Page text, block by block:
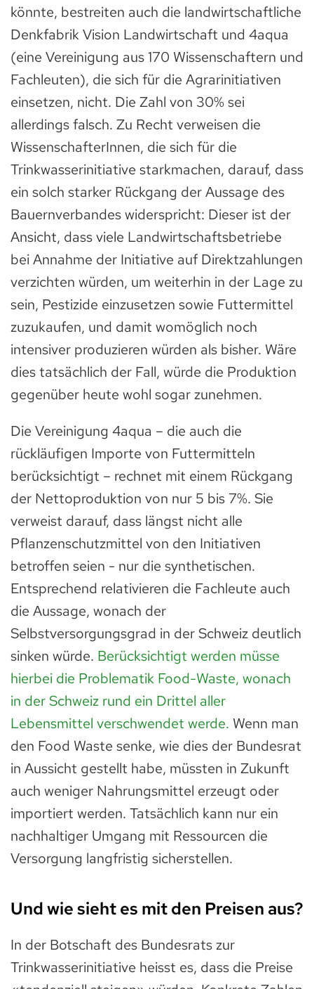
könnte, bestreiten auch die landwirtschaftliche
Denkfabrik Vision Landwirtschaft und 4aqua
(eine Vereinigung aus 170 Wissenschaftern und
Fachleuten), die sich für die Agrarinitiativen
einsetzen, nicht. Die Zahl von 30% sei
allerdings falsch. Zu Recht verweisen die
WissenschafterInnen, die sich für die
Trinkwasserinitiative starkmachen, darauf, dass
ein solch starker Rückgang der Aussage des
Bauernverbandes widerspricht: Dieser ist der
Ansicht, dass viele Landwirtschaftsbetriebe
bei Annahme der Initiative auf Direktzahlungen
verzichten würden, um weiterhin in der Lage zu
sein, Pestizide einzusetzen sowie Futtermittel
zuzukaufen, und damit womöglich noch
intensiver produzieren würden als bisher. Wäre
dies tatsächlich der Fall, würde die Produktion
gegenüber heute wohl sogar zunehmen.
Die Vereinigung 4aqua – die auch die
rückläufigen Importe von Futtermitteln
berücksichtigt – rechnet mit einem Rückgang
der Nettoproduktion von nur 5 bis 7%. Sie
verweist darauf, dass längst nicht alle
Pflanzenschutzmittel von den Initiativen
betroffen seien - nur die synthetischen.
Entsprechend relativieren die Fachleute auch
die Aussage, wonach der
Selbstversorgungsgrad in der Schweiz deutlich
sinken würde. Berücksichtigt werden müsse
hierbei die Problematik Food-Waste, wonach
in der Schweiz rund ein Drittel aller
Lebensmittel verschwendet werde. Wenn man
den Food Waste senke, wie dies der Bundesrat
in Aussicht gestellt habe, müssten in Zukunft
auch weniger Nahrungsmittel erzeugt oder
importiert werden. Tatsächlich kann nur ein
nachhaltiger Umgang mit Ressourcen die
Versorgung langfristig sicherstellen.
Und wie sieht es mit den Preisen aus?
In der Botschaft des Bundesrats zur
Trinkwasserinitiative heisst es, dass die Preise